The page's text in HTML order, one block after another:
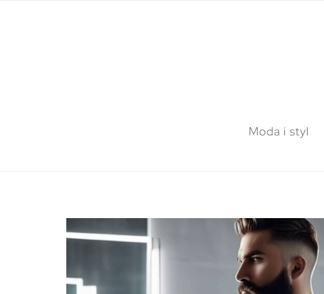
Moda i styl